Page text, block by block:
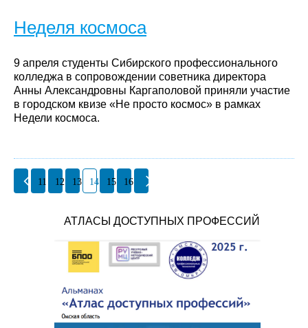
Неделя космоса
9 апреля студенты Сибирского профессионального
колледжа в сопровождении советника директора
Анны Александровны Каргаполовой приняли участие
в городском квизе «Не просто космос» в рамках
Недели космоса.
11 12 13 14 15 16
АТЛАСЫ ДОСТУПНЫХ ПРОФЕССИЙ